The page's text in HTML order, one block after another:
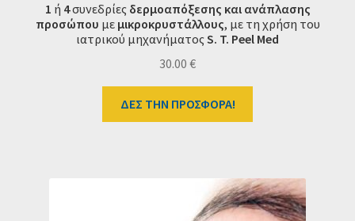
1 ή 4συνεδρίες δερμοαπόξεσης και ανάπλασης
προσώπου με μικροκρυστάλλους, με τη χρήση του
ιατρικού μηχανήματος S. T. Peel Med
30.00 €
ΔΕΣ ΤΗΝ ΠΡΟΣΦΟΡΑ!